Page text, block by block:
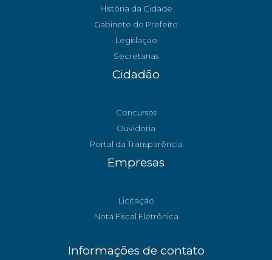
História da Cidade
Gabinete do Prefeito
Legislação
Secretarias
Cidadão
Concursos
Ouvidoria
Portal da Transparência
Empresas
Licitação
Nota Fiscal Eletrônica
Informações de contato